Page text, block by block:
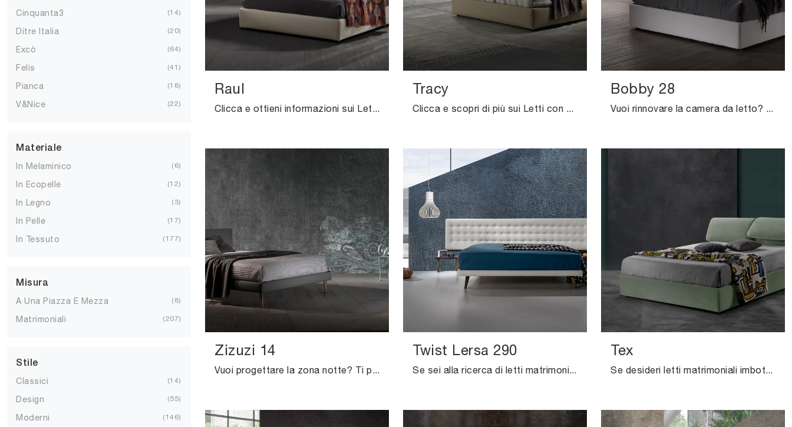
Cinquanta3 14
Ditre Italia 20
Excò 64
Felis 41
Pianca 18
V&Nice 22
Materiale
In Melaminico 6
In Ecopelle 12
In Legno 3
In Pelle 17
In Tessuto 177
Misura
A Una Piazza E Mezza 8
Matrimoniali 207
Stile
Classici 14
Design 55
Moderni 146
Raul
Clicca e ottieni informazioni sui Letti con contenitore: se sei alla ricerca di modelli matrimoniali moderni, il modello Raul Excò fa al caso tuo.
Tracy
Clicca e scopri di più sui Letti con contenitore: se vuoi modelli matrimoniali moderni, il modello Tracy Excò fa per te.
Bobby 28
Vuoi rinnovare la camera da letto? Ecco qui il letto in tessuto Bobby 28 di Excò per spazi moderni.
Zizuzi 14
Vuoi progettare la zona notte? Ti presentiamo il letto in ecopelle Zizuzi 14 di Excò per spazi moderni.
Twist Lersa 290
Se sei alla ricerca di letti matrimoniali imbottiti, ecco qui il modello Twist Lersa 290 in tessuto per completare la zona notte.
Tex
Se desideri letti matrimoniali imbottiti, ecco qui il modello Tex in tessuto per impreziosire la zona notte.